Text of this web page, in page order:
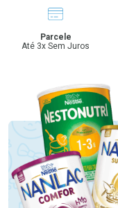
Parcele
Até 3x Sem Juros